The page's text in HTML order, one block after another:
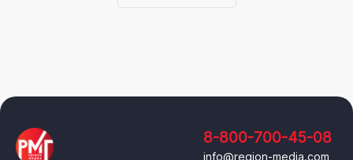
8-800-700-45-08
info@region-media.com